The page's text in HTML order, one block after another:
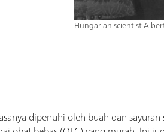
Hungarian scientist
dipenuhi oleh buah dan